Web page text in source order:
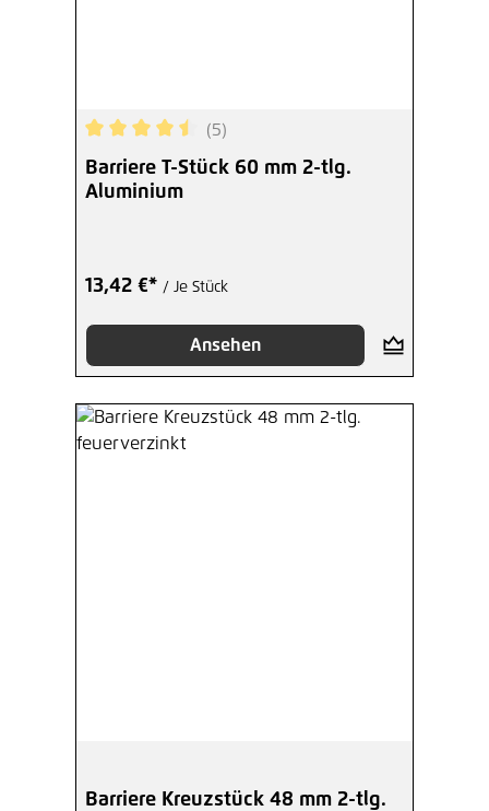
Durchschnittliche Bewertung von 4.4 von 5
(5)
Barriere T-Stück 60 mm 2-tlg.
Aluminium
13,42 €* / Je Stück
Ansehen
Barriere Kreuzstück 48 mm 2-tlg.